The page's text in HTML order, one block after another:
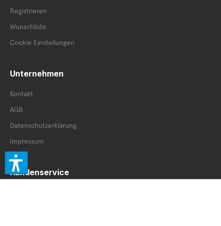
Registrieren
Wunschliste
Cookie Einstellungen
Unternehmen
Kontakt
AGB
Datenschutzerklärung
Impressum
Kundenservice